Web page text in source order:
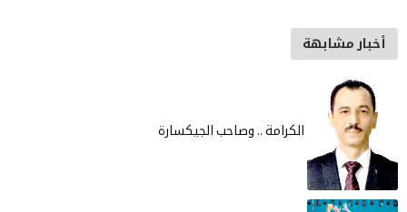
مشابهة
الكرامة .. وصاحب الجيكسارة